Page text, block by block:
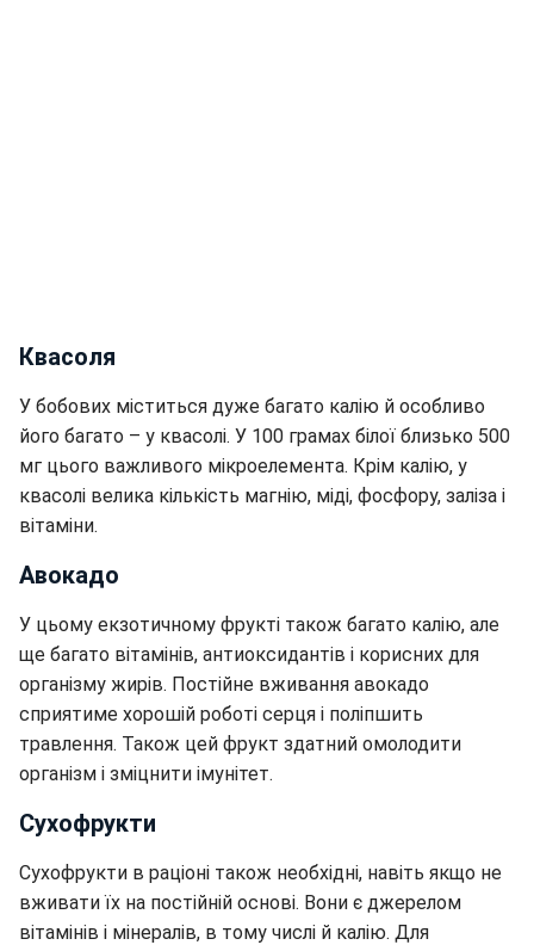
Квасоля
У бобових міститься дуже багато калію й особливо
його багато – у квасолі. У 100 грамах білої близько 500
мг цього важливого мікроелемента. Крім калію, у
квасолі велика кількість магнію, міді, фосфору, заліза і
вітаміни.
Авокадо
У цьому екзотичному фрукті також багато калію, але
ще багато вітамінів, антиоксидантів і корисних для
організму жирів. Постійне вживання авокадо
сприятиме хорошій роботі серця і поліпшить
травлення. Також цей фрукт здатний омолодити
організм і зміцнити імунітет.
Сухофрукти
Сухофрукти в раціоні також необхідні, навіть якщо не
вживати їх на постійній основі. Вони є джерелом
вітамінів і мінералів, в тому числі й калію. Для